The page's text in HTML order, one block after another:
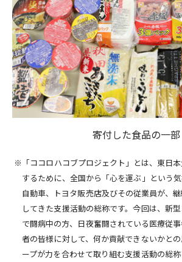
寄付した食品の一部
※「ココロハコブプロジェクト」とは、東日
するために、全国から「心を運ぶ」という
自動車、トヨタ販売店及びその従業員が、
してきた支援活動の総称です。今回は、新
で闘病中の方、日夜奮闘されている医療従
者の皆様に対して、何か貢献できないかと
ープが力を合わせて取り組む支援活動の総